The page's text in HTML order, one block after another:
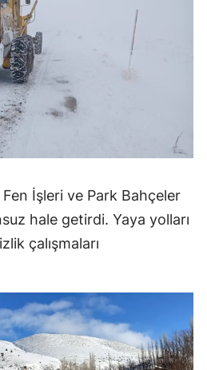
İşleri ve Park Bahçeler
hale getirdi. Yaya yolları
çalışmaları